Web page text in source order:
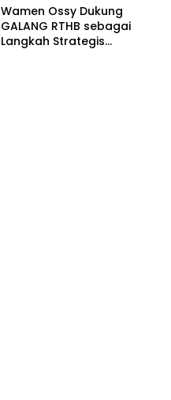
Wamen Ossy Dukung
GALANG RTHB sebagai
Langkah Strategis